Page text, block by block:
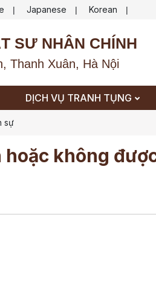
| Japanese | Korean |
SƯ NHÂN CHÍNH
Thanh Xuân, Hà Nội
DỊCH VỤ TRANH TỤNG
sự
không